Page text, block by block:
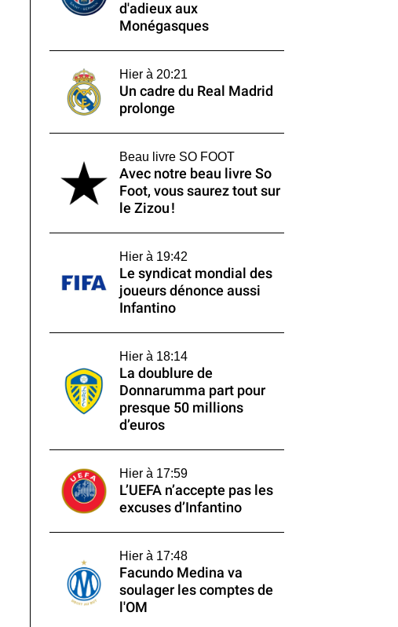
d'adieux aux
Monégasques
Hier à 20:21
Un cadre du Real Madrid
prolonge
Beau livre SO FOOT
Avec notre beau livre So
Foot, vous saurez tout sur
le Zizou !
Hier à 19:42
Le syndicat mondial des
joueurs dénonce aussi
Infantino
Hier à 18:14
La doublure de
Donnarumma part pour
presque 50 millions
d’euros
Hier à 17:59
L’UEFA n’accepte pas les
excuses d’Infantino
Hier à 17:48
Facundo Medina va
soulager les comptes de
l'OM